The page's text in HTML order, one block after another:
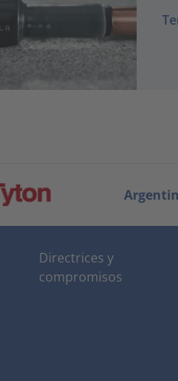
Directrices y
compromisos